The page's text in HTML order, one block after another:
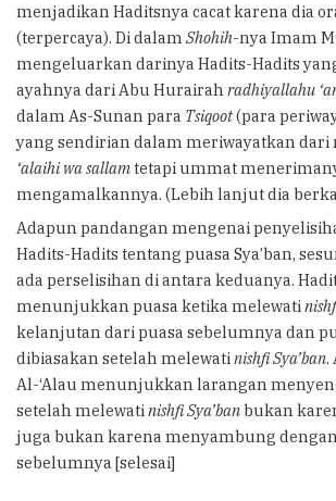
menjadikan Haditsnya cacat karena dia
(terpercaya). Di dalam Shohih-nya Imam
mengeluarkan darinya Hadits-Hadits
ayahnya dari Abu Hurairah radhiyallahu
dalam As-Sunan para Tsiqoot(para
yang sendirian dalam meriwayatkan dari
‘alaihi wa sallamtetapi ummat
mengamalkannya. (Lebih lanjut dia
Adapun pandangan mengenai
Hadits-Hadits tentang puasa Sya’ban,
ada perselisihan di antara keduanya.
menunjukkan puasa ketika melewati
kelanjutan dari puasa sebelumnya dan
dibiasakan setelah melewatinishfi Sya’ban.
Al-‘Alau menunjukkan larangan
setelah melewatinishfi Sya’banbukan
juga bukan karena menyambung
sebelumnya [selesai]